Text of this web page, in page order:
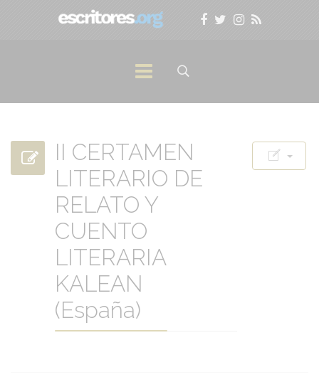
II CERTAMEN
LITERARIO DE
RELATO Y
CUENTO
LITERARIA
KALEAN
(España)